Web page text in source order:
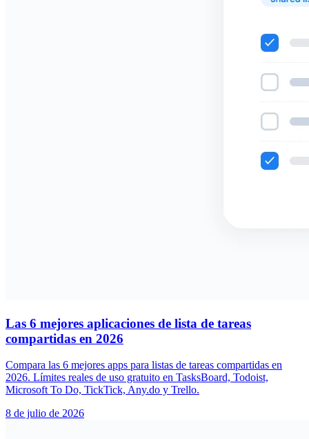
Las 6 mejores aplicaciones de lista de tareas
compartidas en 2026
Compara las 6 mejores apps para listas de tareas compartidas en
2026. Límites reales de uso gratuito en TasksBoard, Todoist,
Microsoft To Do, TickTick, Any.do y Trello.
8 de julio de 2026